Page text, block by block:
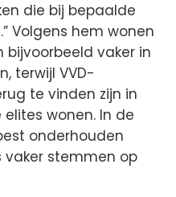
die bij bepaalde
Volgens hem wonen
bijvoorbeeld vaker in
terwijl VVD-
te vinden zijn in
wonen. In de
onderhouden
vaker stemmen op